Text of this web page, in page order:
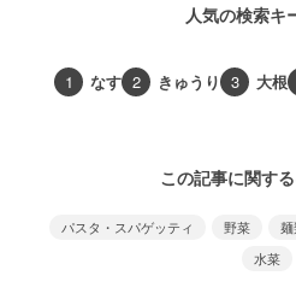
人気の検索キ
1 なす 2 きゅうり 3 大根
この記事に関す
パスタ・スパゲッティ 野菜
水菜